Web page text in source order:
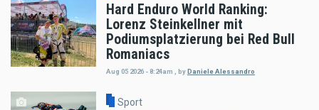
Hard Enduro World Ranking:
Lorenz Steinkellner mit
Podiumsplatzierung bei Red Bull
Romaniacs
Aug 05 2026 - 8:24am byDaniele Alessandro
Sport